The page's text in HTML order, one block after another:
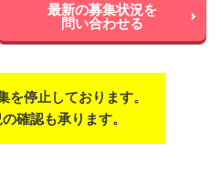
最新の募集状況を
問い合わせる
を停止しております。
確認も承ります。